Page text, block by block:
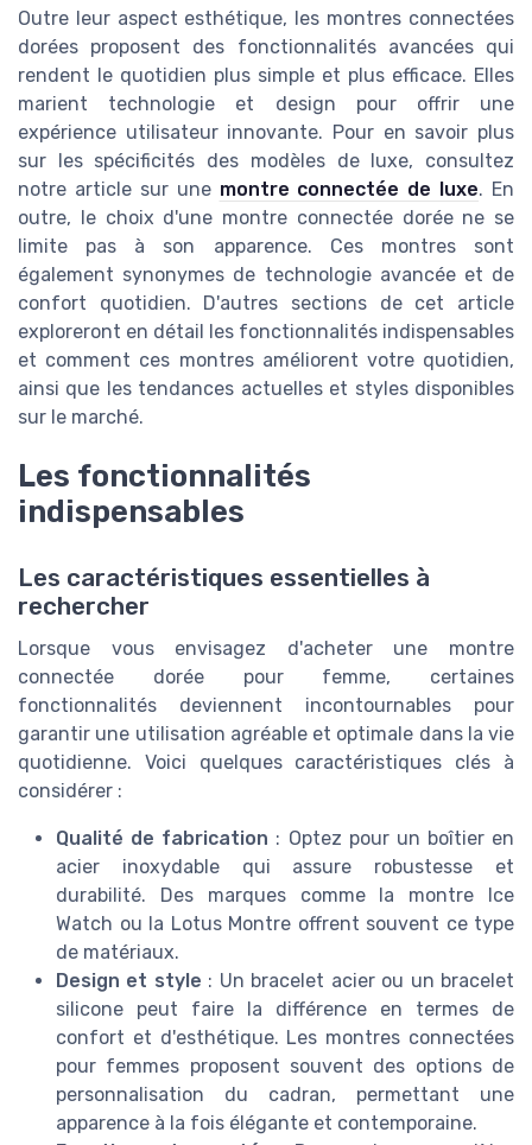
Outre leur aspect esthétique, les montres connectées
dorées proposent des fonctionnalités avancées qui
rendent le quotidien plus simple et plus efficace. Elles
marient technologie et design pour offrir une
expérience utilisateur innovante. Pour en savoir plus
sur les spécificités des modèles de luxe, consultez
notre article sur une montre connectée de luxe. En
outre, le choix d'une montre connectée dorée ne se
limite pas à son apparence. Ces montres sont
également synonymes de technologie avancée et de
confort quotidien. D'autres sections de cet article
exploreront en détail les fonctionnalités indispensables
et comment ces montres améliorent votre quotidien,
ainsi que les tendances actuelles et styles disponibles
sur le marché.
Les fonctionnalités
indispensables
Les caractéristiques essentielles à
rechercher
Lorsque vous envisagez d'acheter une montre
connectée dorée pour femme, certaines
fonctionnalités deviennent incontournables pour
garantir une utilisation agréable et optimale dans la vie
quotidienne. Voici quelques caractéristiques clés à
considérer :
Qualité de fabrication : Optez pour un boîtier en
acier inoxydable qui assure robustesse et
durabilité. Des marques comme la montre Ice
Watch ou la Lotus Montre offrent souvent ce type
de matériaux.
Design et style : Un bracelet acier ou un bracelet
silicone peut faire la différence en termes de
confort et d'esthétique. Les montres connectées
pour femmes proposent souvent des options de
personnalisation du cadran, permettant une
apparence à la fois élégante et contemporaine.